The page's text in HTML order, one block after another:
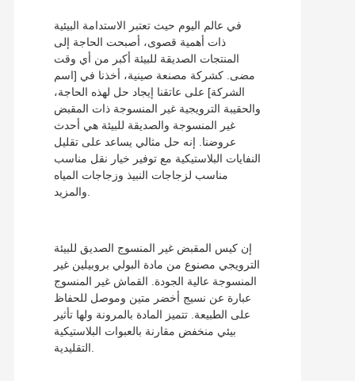
في عالم اليوم حيث تعتبر الاستدامة البيئية
ذات أهمية قصوى، أصبحت الحاجة إلى
المنتجات الصديقة للبيئة أكبر من أي وقت
مضى. كشركة مصنعة صينية، أخذنا في [اسم
الشركة] على عاتقنا إيجاد حل لهذه الحاجة،
والحقيبة الترويجية غير المنسوجة ذات المقبض
غير المنسوجة والصديقة للبيئة هي أحدث
عروضنا. إنه حل مثالي يساعد على تقليل
النفايات البلاستيكية مع توفير خيار نقل مناسب
مناسب لزجاجات النبيذ وزجاجات المياه
والمزيد.
إن كيس المقبض غير المنسوج الصديق للبيئة
الترويجي مصنوع من مادة البولي بروبيلين غير
المنسوجة عالية الجودة. القماش غير المنسوج
عبارة عن نسيج أخضر متين وموصل للحفاظ
على الطبيعة. تتميز المادة بالمرونة ولها تأثير
بيئي منخفض مقارنة بالعبوات البلاستيكية